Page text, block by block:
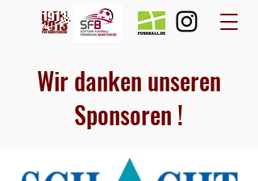
Wir danken unseren
Sponsoren !